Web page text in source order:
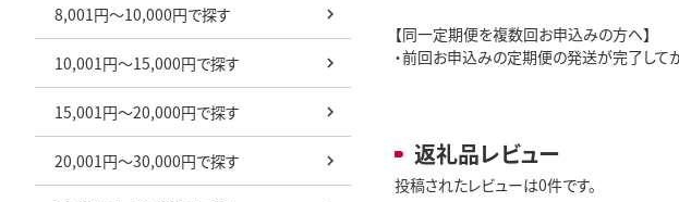
8,001円～10,000円で探す
10,001円～15,000円で探す
15,001円～20,000円で探す
20,001円～30,000円で探す
【同一定期便を複数回お申込みの方へ】
・前回お申込みの定期便の発送が完了して
返礼品レビュー
投稿されたレビューは0件です。